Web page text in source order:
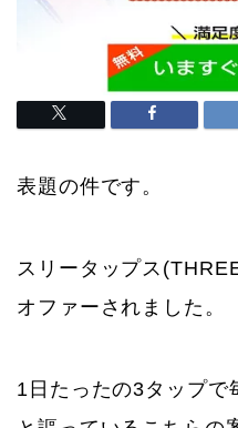
表題の件です。
スリータップス
オファーされました。
1日たったの3タップで